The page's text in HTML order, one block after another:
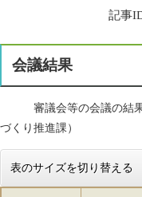
記事
会議結果
審議会等の会議の結果
づくり推進課）
表のサイズを切り替える